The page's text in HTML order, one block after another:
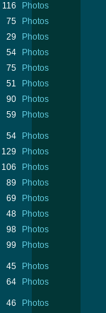
116
Photos
75
Photos
29
Photos
54
Photos
75
Photos
51
Photos
90
Photos
59 Photos
54
Photos
129
Photos
106
Photos
89
Photos
69
Photos
48
Photos
98
Photos
99 Photos
45
Photos
64 Photos
46
Photos